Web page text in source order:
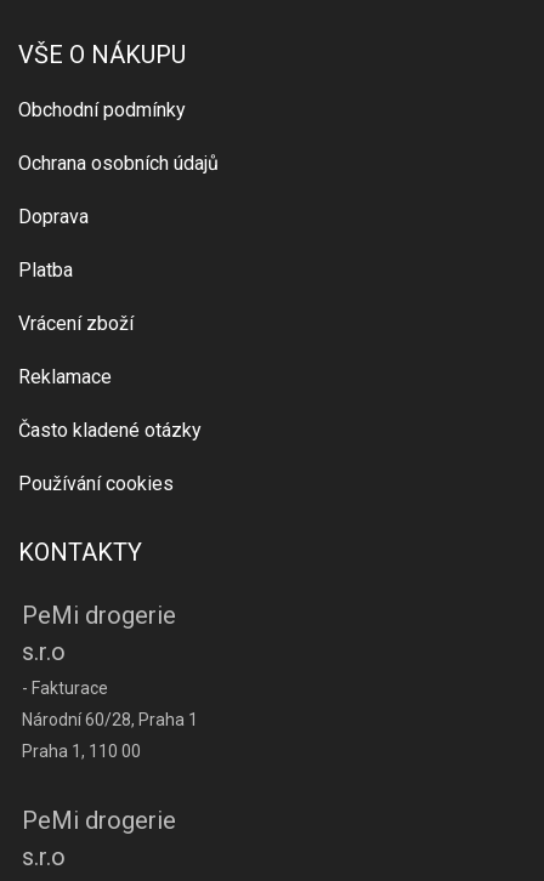
VŠE O NÁKUPU
Obchodní podmínky
Ochrana osobních údajů
Doprava
Platba
Vrácení zboží
Reklamace
Často kladené otázky
Používání cookies
KONTAKTY
PeMi drogerie
s.r.o
- Fakturace
Národní 60/28, Praha 1
Praha 1, 110 00
PeMi drogerie
s.r.o